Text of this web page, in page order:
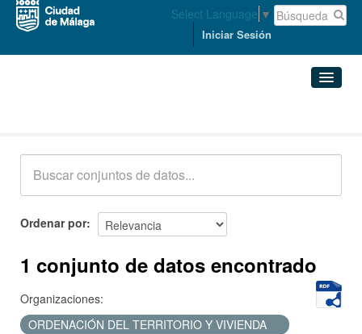
Select Language ▼
Iniciar Sesión
Acerca de
Ordenar por
1 conjunto de datos encontrado
Organizaciones:
ORDENACIÓN DEL TERRITORIO Y VIVIENDA